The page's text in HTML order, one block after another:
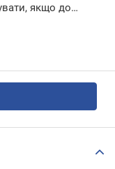
якщо до…